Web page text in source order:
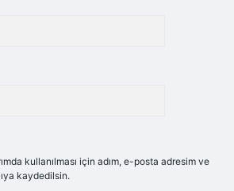
kullanılması için adım, e-posta adresim ve
kaydedilsin.